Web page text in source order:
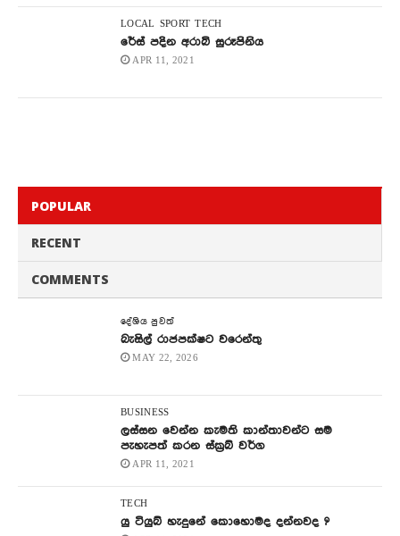
LOCAL SPORT TECH
රේස් පදින අරාබි සුරූපිනිය
APR 11, 2021
POPULAR
RECENT
COMMENTS
දේශිය පුවත්
බැසිල් රාජපක්ෂට වරෙන්තු
MAY 22, 2026
BUSINESS
ලස්සන වෙන්න කැමති කාන්තාවන්ට සම
පැහැපත් කරන ස්ක්‍රබ් වර්ග
APR 11, 2021
TECH
යු ටියුබ් හැදුනේ කොහොමද දන්නවද ?